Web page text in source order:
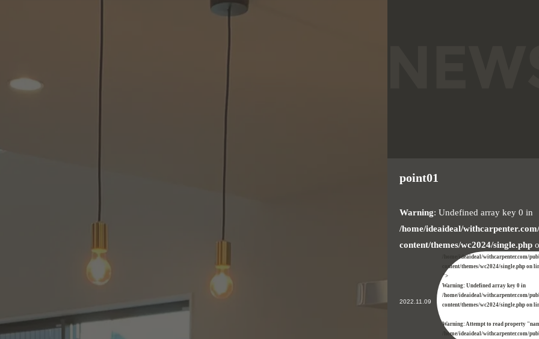
point01
Warning: Undefined array key 0 in
/home/ideaideal/
content/themes/wc2024/single.php
2022.11.09
/home/ideaideal/withcarpenter.com/
content/themes/wc2024/single.php on
">
Warning: Undefined array key 0 in
/home/ideaideal/withcarpenter.com/
content/themes/wc2024/single.php on
Warning: Attempt to read property
/home/ideaideal/withcarpenter.com/